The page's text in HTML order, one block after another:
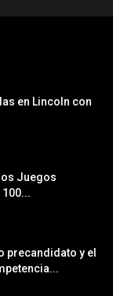
en Lincoln con
Juegos
precandidato y el